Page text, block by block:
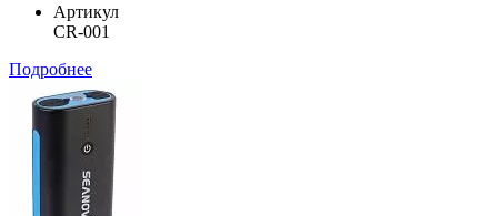
Артикул
CR-001
Подробнее